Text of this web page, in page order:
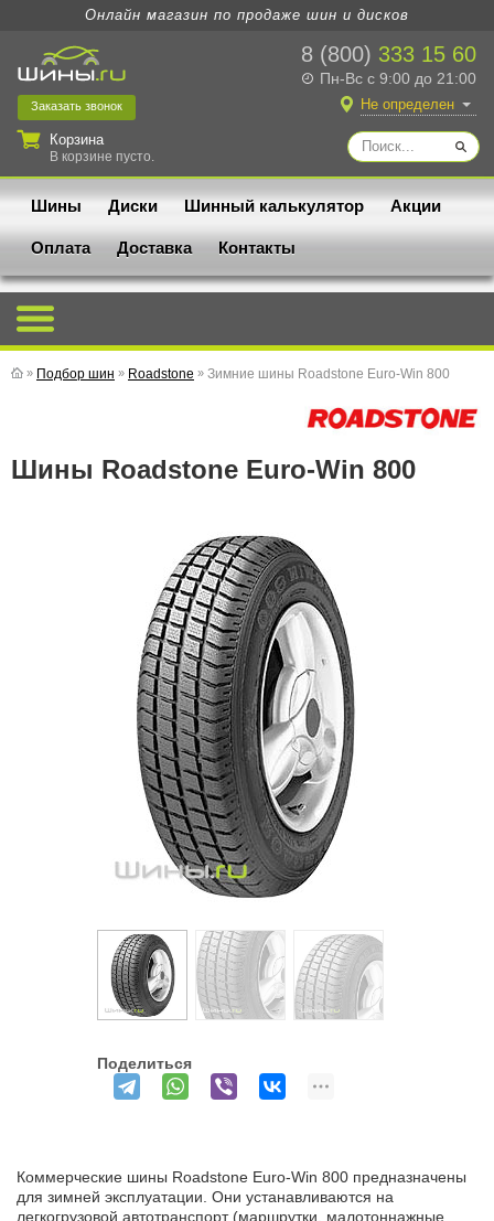
Онлайн магазин по продаже шин и дисков
8 (800) 333 15 60
Пн-Вс с 9:00 до 21:00
Заказать звонок
Корзина
В корзине пусто.
Не определен
Шины Диски Шинный калькулятор Акции
Оплата Доставка Контакты
» Подбор шин » Roadstone » Зимние шины Roadstone Euro-Win 800
Шины Roadstone Euro-Win 800
Поделиться
Коммерческие шины Roadstone Euro-Win 800 предназначены
для зимней эксплуатации. Они устанавливаются на
легкогрузовой автотранспорт (маршрутки, малотоннажные